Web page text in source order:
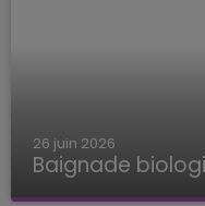
26 juin 2026
Baignade
Baignade